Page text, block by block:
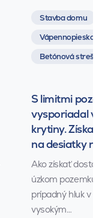
Stavba domu
Betónová
S limitmi
vysporiadal
krytiny.
na desiatky
Ako získať
úzkom
prípadný hluk v
vysokým…